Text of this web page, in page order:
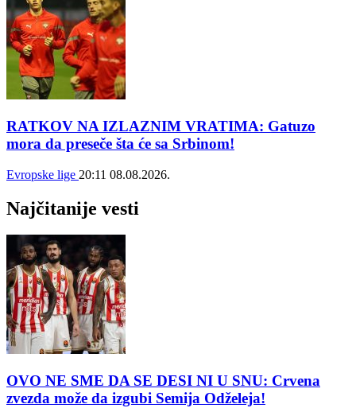
RATKOV NA IZLAZNIM VRATIMA: Gatuzo
mora da preseče šta će sa Srbinom!
Evropske lige 20:11 08.08.2026.
Najčitanije vesti
OVO NE SME DA SE DESI NI U SNU: Crvena
zvezda može da izgubi Semija Odželeja!